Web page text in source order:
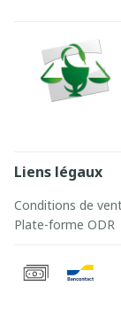
Liens légaux
Conditions de
Plate-forme ODR